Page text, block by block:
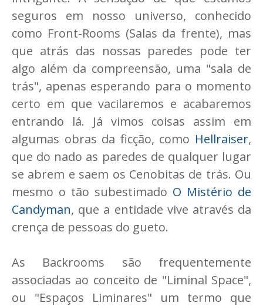
seguros em nosso universo, conhecido
como Front-Rooms (Salas da frente), mas
que atrás das nossas paredes pode ter
algo além da compreensão, uma "sala de
trás", apenas esperando para o momento
certo em que vacilaremos e acabaremos
entrando lá. Já vimos coisas assim em
algumas obras da ficção, como Hellraiser,
que do nado as paredes de qualquer lugar
se abrem e saem os Cenobitas de trás. Ou
mesmo o tão subestimado O Mistério de
Candyman, que a entidade vive através da
crença de pessoas do gueto.
As Backrooms são frequentemente
associadas ao conceito de "Liminal Space",
ou "Espaços Liminares" um termo que